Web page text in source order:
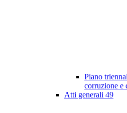
Piano
corruzione e
Atti generali 49